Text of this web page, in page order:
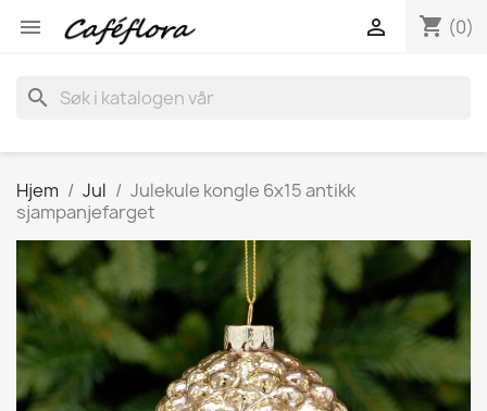
 shopping_cart (0)

search
Hjem Jul
Julekule kongle 6x15 antikk
sjampanjefarget